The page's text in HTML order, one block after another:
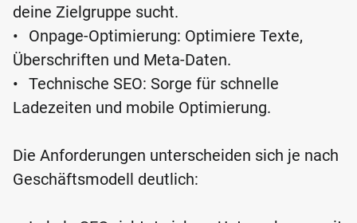
deine Zielgruppe sucht.
•
Onpage-Optimierung: Optimiere Texte,
Überschriften und Meta-Daten.
• Technische SEO: Sorge für schnelle
Ladezeiten und mobile Optimierung.
Die Anforderungen unterscheiden sich je nach
Geschäftsmodell deutlich: